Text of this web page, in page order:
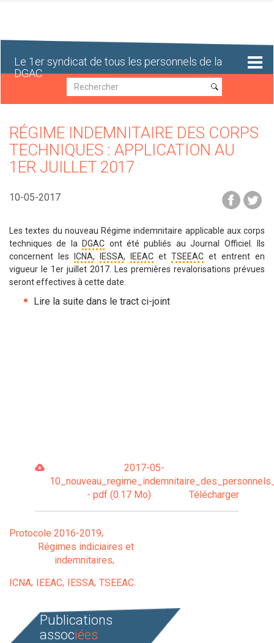
Le 1er syndicat de tous les personnels de la
DGAC
Recherche
Recherche
RÉGIME INDEMNITAIRE DES CORPS
TECHNIQUES : APPLICATION AU
1ER JUILLET 2017
10-05-2017
Les textes du nouveau Régime indemnitaire applicable aux corps
techniques de la
DGAC ont été publiés au Journal Officiel. Ils
concernent les
ICNA, IESSA, IEEAC et TSEEAC et entrent en
vigueur le 1er juillet 2017. Les premières revalorisations prévues
seront effectives à cette date.
Lire la suite dans le tract ci-joint
2017-05-
- pdf (0.17 Mo)
Télécharger
Protocole 2016-2019
Régimes indiciaires et
indemnitaires
ICNA IEEAC IESSA TSEEAC
Publications
associées